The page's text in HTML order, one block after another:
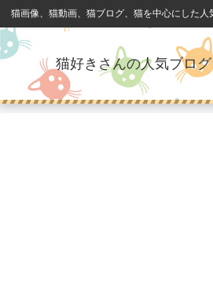
猫画像、猫動画、猫ブログ、猫を中心にした人
猫好きさんの人気ブロ